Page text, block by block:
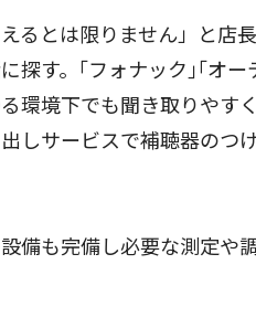
るとは限りません」と店
探す。｢フォナック｣｢オ
環境下でも聞き取りやす
しサービスで補聴器のつ
備も完備し必要な測定や